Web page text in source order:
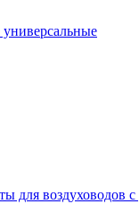
для воздуховодов